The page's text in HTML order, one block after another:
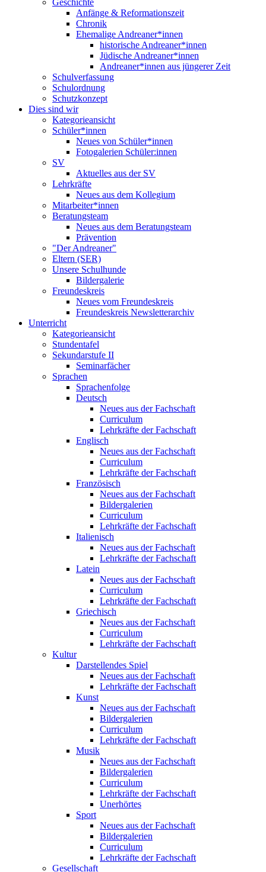
Anfänge & Reformationszeit
Chronik
Ehemalige Andreaner*innen
historische Andreaner*innen
Jüdische Andreaner*innen
Andreaner*innen aus jüngerer Zeit
Schulverfassung
Schulordnung
Schutzkonzept
Dies sind wir
Kategorieansicht
Schüler*innen
Neues von Schüler*innen
Fotogalerien Schüler:innen
SV
Aktuelles aus der SV
Lehrkräfte
Neues aus dem Kollegium
Mitarbeiter*innen
Beratungsteam
Neues aus dem Beratungsteam
Prävention
"Der Andreaner"
Eltern (SER)
Unsere Schulhunde
Bildergalerie
Freundeskreis
Neues vom Freundeskreis
Freundeskreis Newsletterarchiv
Unterricht
Kategorieansicht
Stundentafel
Sekundarstufe II
Seminarfächer
Sprachen
Sprachenfolge
Deutsch
Neues aus der Fachschaft
Curriculum
Lehrkräfte der Fachschaft
Englisch
Neues aus der Fachschaft
Curriculum
Lehrkräfte der Fachschaft
Französisch
Neues aus der Fachschaft
Bildergalerien
Curriculum
Lehrkräfte der Fachschaft
Italienisch
Neues aus der Fachschaft
Lehrkräfte der Fachschaft
Latein
Neues aus der Fachschaft
Curriculum
Lehrkräfte der Fachschaft
Griechisch
Neues aus der Fachschaft
Curriculum
Lehrkräfte der Fachschaft
Kultur
Darstellendes Spiel
Neues aus der Fachschaft
Lehrkräfte der Fachschaft
Kunst
Neues aus der Fachschaft
Bildergalerien
Curriculum
Lehrkräfte der Fachschaft
Musik
Neues aus der Fachschaft
Bildergalerien
Curriculum
Lehrkräfte der Fachschaft
Unerhörtes
Sport
Neues aus der Fachschaft
Bildergalerien
Curriculum
Lehrkräfte der Fachschaft
Gesellschaft